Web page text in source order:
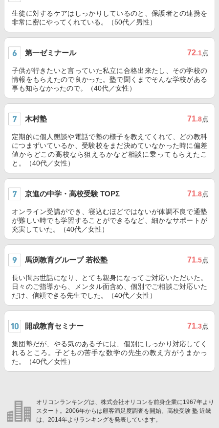
生徒に対するケアはしっかりしているのと、保護者との連携を
非常に密にやってくれている。（50代／男性）
第一ゼミナール 72.1点
子供が行きたいと言っていた私立に合格出来たし、その学校の
情報をもらえたので良かった。塾で聞くまでそんな学校がある
事も知らなかったので。（40代／女性）
木村塾 71.8点
定期的に個人懇談や電話で塾の様子を教えてくれて、どの教科
につまずいているか、受験校をまだ決めていなかった時に偏差
値からどこの高校なら狙えるかなど相談に乗ってもらえたこ
と。（40代／女性）
京進の中学・高校受験 TOPΣ 71.8点
オンライン受講ができ、寝込むほどではないが体調不良で通塾
が難しい時でも学習することができるなど、細かなサポートが
充実していた。（40代／女性）
馬渕教育グループ 若松塾 71.5点
長い間お世話になり、とても親身になってご対応いただいた。
日々のご指導から、メンタル面含め、個別でご相談ご対応いた
だけ、信頼できる先生でした。（40代／女性）
開成教育セミナー 71.3点
集団塾だが、やる気のある子には、個別にしっかり対応してく
れるところ。子どもの苦手な数学の先生の教え方がうまかっ
た。（40代／女性）
オリコンランキングは、株式会社オリコンを前身企業に1967年より
スタート。2006年からは顧客満足度調査を開始。高校受験 塾 近畿
は、2014年よりランキングを発表しています。